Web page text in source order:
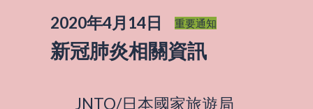
2020年4月14日 重要通知
新冠肺炎相關資訊
JNTO/日本國家旅遊局